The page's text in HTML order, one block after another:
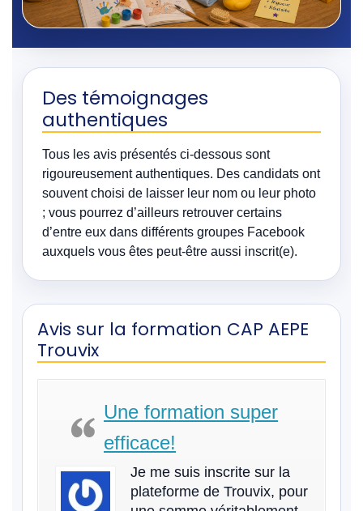
Des témoignages
authentiques
Tous les avis présentés ci-dessous sont
rigoureusement authentiques. Des candidats ont
souvent choisi de laisser leur nom ou leur photo
; vous pourrez d’ailleurs retrouver certains
d’entre eux dans différents groupes Facebook
auxquels vous êtes peut-être aussi inscrit(e).
Avis sur la formation CAP AEPE
Trouvix
Une formation super
efficace!
Je me suis inscrite sur la
plateforme de Trouvix, pour